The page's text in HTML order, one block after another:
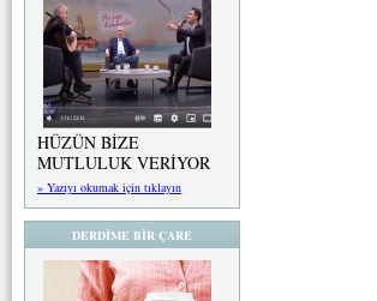
HÜZÜN BİZE
MUTLULUK VERİYOR
» Yazıyı okumak için tıklayın
DERDİME BİR ÇARE